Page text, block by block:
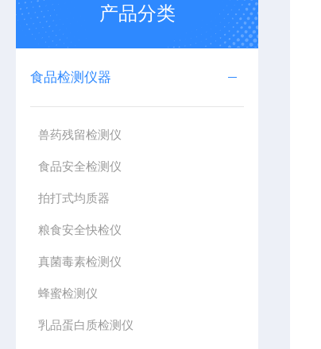
产品分类
食品检测仪器
兽药残留检测仪
食品安全检测仪
拍打式均质器
粮食安全快检仪
真菌毒素检测仪
蜂蜜检测仪
乳品蛋白质检测仪